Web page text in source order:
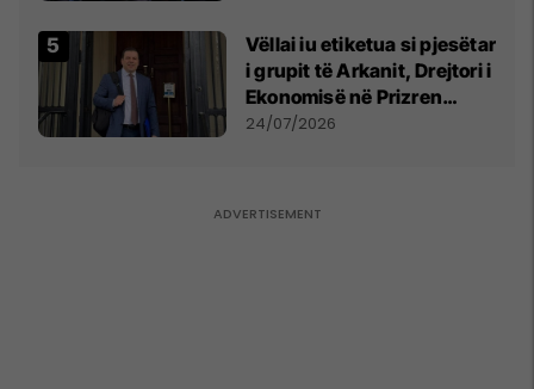
Vëllai iu etiketua si pjesëtar
i grupit të Arkanit, Drejtori i
Ekonomisë në Prizren
mohon pretendimet
24/07/2026